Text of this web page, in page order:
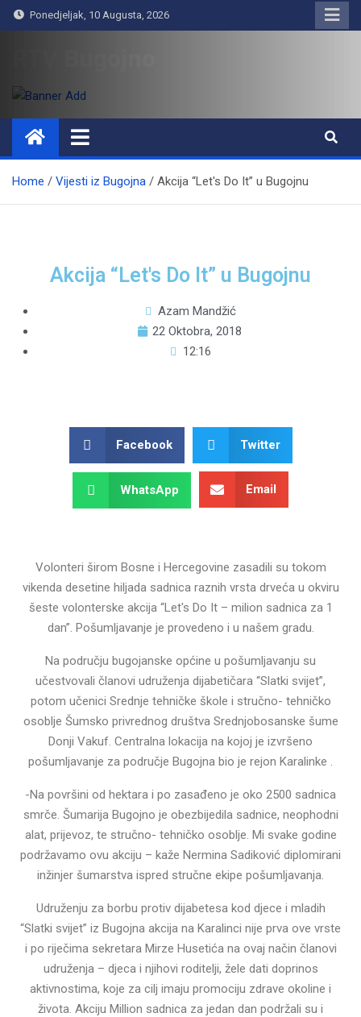
Ponedjeljak, 10 Augusta, 2026
Home Vijesti iz Bugojna Akcija “Let's Do It” u Bugojnu
Akcija “Let's Do It” u Bugojnu
Azam Mandžić
22 Oktobra, 2018
12:16
Facebook Twitter
WhatsApp Email
Volonteri širom Bosne i Hercegovine zasadili su tokom
vikenda desetine hiljada sadnica raznih vrsta drveća u okviru
šeste volonterske akcija “Let's Do It – milion sadnica za 1
dan”. Pošumljavanje je provedeno i u našem gradu.
Na području bugojanske općine u pošumljavanju su
učestvovali članovi udruženja dijabetičara “Slatki svijet”,
potom učenici Srednje tehničke škole i stručno- tehničko
osoblje Šumsko privrednog društva Srednjobosanske šume
Donji Vakuf. Centralna lokacija na kojoj je izvršeno
pošumljavanje za područje Bugojna bio je rejon Karalinke .
-Na površini od hektara i po zasađeno je oko 2500 sadnica
smrče. Šumarija Bugojno je obezbijedila sadnice, neophodni
alat, prijevoz, te stručno- tehničko osoblje. Mi svake godine
podržavamo ovu akciju – kaže Nermina Sadiković diplomirani
inžinjer šumarstva ispred stručne ekipe pošumljavanja.
Udruženju za borbu protiv dijabetesa kod djece i mladih
“Slatki svijet” iz Bugojna akcija na Karalinci nije prva ove vrste
i po riječima sekretara Mirze Husetića na ovaj način članovi
udruženja – djeca i njihovi roditelji, žele dati doprinos
aktivnostima, koje za cilj imaju promociju zdrave okoline i
života. Akciju Million sadnica za jedan dan podržali su i